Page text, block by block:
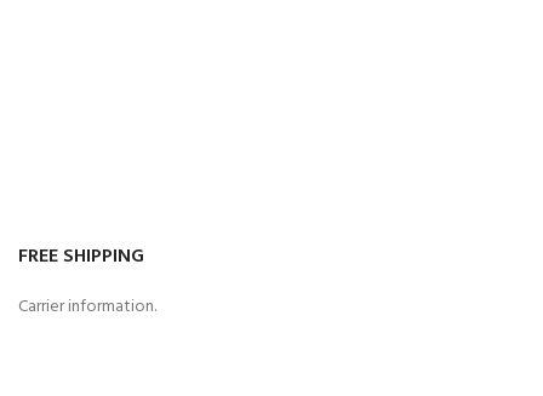
FREE SHIPPING
Carrier information.